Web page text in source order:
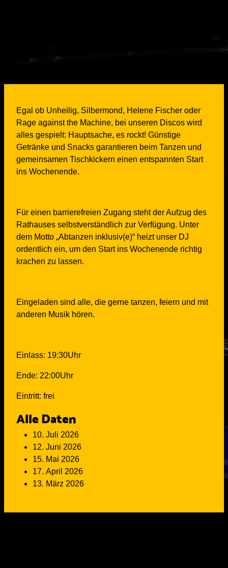
Egal ob Unheilig, Silbermond, Helene Fischer oder
Rage against the Machine, bei unseren Discos wird
alles gespielt: Hauptsache, es rockt! Günstige
Getränke und Snacks garantieren beim Tanzen und
gemeinsamen Tischkickern einen entspannten Start
ins Wochenende.
Für einen barrierefreien Zugang steht der Aufzug des
Rathauses selbstverständlich zur Verfügung. Unter
dem Motto „Abtanzen inklusiv(e)“ heizt unser DJ
ordentlich ein, um den Start ins Wochenende richtig
krachen zu lassen.
Eingeladen sind alle, die gerne tanzen, feiern und mit
anderen Musik hören.
Einlass: 19:30Uhr
Ende: 22:00Uhr
Eintritt: frei
Alle Daten
10. Juli 2026
12. Juni 2026
15. Mai 2026
17. April 2026
13. März 2026